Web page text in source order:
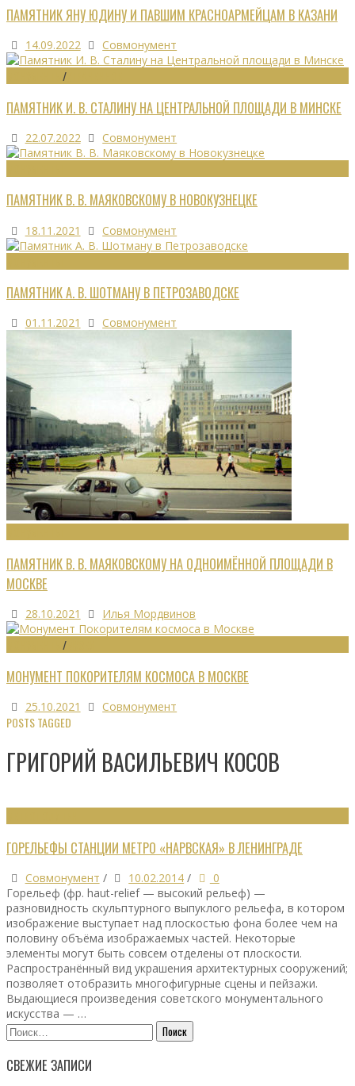
ПАМЯТНИК ЯНУ ЮДИНУ И ПАВШИМ КРАСНОАРМЕЙЦАМ В КАЗАНИ
14.09.2022 Совмонумент
/
ПАМЯТНИК И. В. СТАЛИНУ НА ЦЕНТРАЛЬНОЙ ПЛОЩАДИ В МИНСКЕ
22.07.2022 Совмонумент
ПАМЯТНИК В. В. МАЯКОВСКОМУ В НОВОКУЗНЕЦКЕ
18.11.2021 Совмонумент
ПАМЯТНИК А. В. ШОТМАНУ В ПЕТРОЗАВОДСКЕ
01.11.2021 Совмонумент
ПАМЯТНИК В. В. МАЯКОВСКОМУ НА ОДНОИМЁННОЙ ПЛОЩАДИ В
МОСКВЕ
28.10.2021 Илья Мордвинов
/
МОНУМЕНТ ПОКОРИТЕЛЯМ КОСМОСА В МОСКВЕ
25.10.2021 Совмонумент
POSTS TAGGED
ГРИГОРИЙ ВАСИЛЬЕВИЧ КОСОВ
ГОРЕЛЬЕФЫ СТАНЦИИ МЕТРО «НАРВСКАЯ» В ЛЕНИНГРАДЕ
Совмонумент / 10.02.2014 /
0
Горельеф (фр. haut-relief — высокий рельеф) —
разновидность скульптурного выпуклого рельефа, в котором
изображение выступает над плоскостью фона более чем на
половину объёма изображаемых частей. Некоторые
элементы могут быть совсем отделены от плоскости.
Распространённый вид украшения архитектурных сооружений;
позволяет отобразить многофигурные сцены и пейзажи.
Выдающиеся произведения советского монументального
искусства — …
Найти:
СВЕЖИЕ ЗАПИСИ